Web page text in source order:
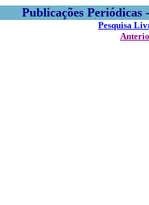
Publicações
Pesquisa